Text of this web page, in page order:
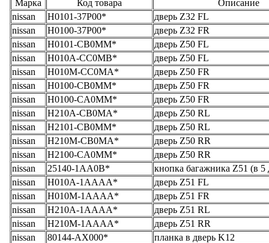
Марка Код товара
Описание
nissan
H0101-37P00*
дверь Z32 FL
nissan
H0100-37P00*
дверь Z32 FR
nissan
H0101-CB0MM*
дверь Z50 FL
nissan
H010A-CC0MB*
дверь Z50 FL
nissan
H010M-CC0MA*
дверь Z50 FR
nissan
H0100-CB0MM*
дверь Z50 FR
nissan
H0100-CA0MM*
дверь Z50 FR
nissan
H210A-CB0MA*
дверь Z50 RL
nissan
H2101-CB0MM*
дверь Z50 RL
nissan
H210M-CB0MA*
дверь Z50 RR
nissan
H2100-CA0MM*
дверь Z50 RR
nissan
25140-1AA0B*
кнопка багажника Z51 (в 5
nissan
H010A-1AAAA*
дверь Z51 FL
nissan
H010M-1AAAA*
дверь Z51 FR
nissan
H210A-1AAAA*
дверь Z51 RL
nissan
H210M-1AAAA*
дверь Z51 RR
nissan
80144-AX000*
планка в дверь K12